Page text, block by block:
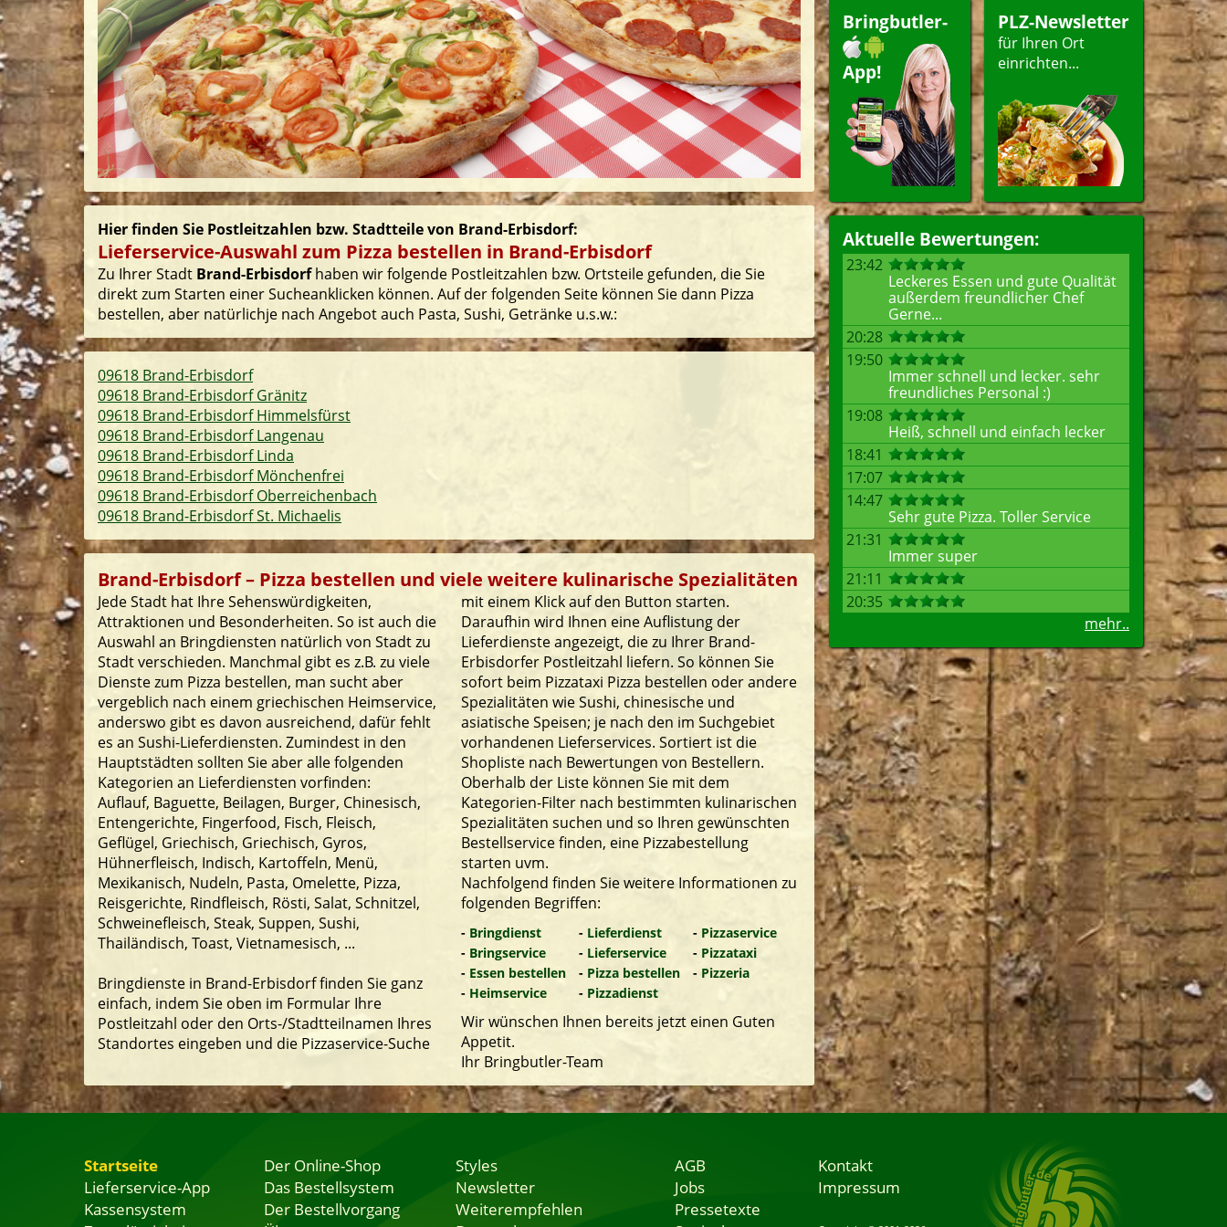
Bringbutler-
App!
PLZ-Newsletter
für Ihren Ort
einrichten...
Aktuelle Bewertungen:
23:42
Leckeres Essen und gute Qualität
außerdem freundlicher Chef
Gerne...
20:28
19:50
Immer schnell und lecker. sehr
freundliches Personal :)
19:08
Heiß, schnell und einfach lecker
18:41
17:07
14:47
Sehr gute Pizza. Toller Service
21:31
Immer super
21:11
20:35
mehr..
Hier finden Sie Postleitzahlen bzw. Stadtteile von Brand-Erbisdorf:
Lieferservice-Auswahl zum Pizza bestellen in Brand-Erbisdorf
Zu Ihrer Stadt Brand-Erbisdorfhaben wir folgende Postleitzahlen bzw. Ortsteile gefunden, die Sie
direkt zum Starten einer Sucheanklicken können. Auf der folgenden Seite können Sie dann Pizza
bestellen, aber natürlichje nach Angebot auch Pasta, Sushi, Getränke u.s.w.:
09618 Brand-Erbisdorf
09618 Brand-Erbisdorf Gränitz
09618 Brand-Erbisdorf Himmelsfürst
09618 Brand-Erbisdorf Langenau
09618 Brand-Erbisdorf Linda
09618 Brand-Erbisdorf Mönchenfrei
09618 Brand-Erbisdorf Oberreichenbach
09618 Brand-Erbisdorf St. Michaelis
Brand-Erbisdorf – Pizza bestellen und viele weitere kulinarische Spezialitäten
Jede Stadt hat Ihre Sehenswürdigkeiten,
Attraktionen und Besonderheiten. So ist auch die
Auswahl an Bringdiensten natürlich von Stadt zu
Stadt verschieden. Manchmal gibt es z.B. zu viele
Dienste zum Pizza bestellen, man sucht aber
vergeblich nach einem griechischen Heimservice,
anderswo gibt es davon ausreichend, dafür fehlt
es an Sushi-Lieferdiensten. Zumindest in den
Hauptstädten sollten Sie aber alle folgenden
Kategorien an Lieferdiensten vorfinden:
Auflauf, Baguette, Beilagen, Burger, Chinesisch,
Entengerichte, Fingerfood, Fisch, Fleisch,
Geflügel, Griechisch, Griechisch, Gyros,
Hühnerfleisch, Indisch, Kartoffeln, Menü,
Mexikanisch, Nudeln, Pasta, Omelette, Pizza,
Reisgerichte, Rindfleisch, Rösti, Salat, Schnitzel,
Schweinefleisch, Steak, Suppen, Sushi,
Thailändisch, Toast, Vietnamesisch, ...
Bringdienste in Brand-Erbisdorf finden Sie ganz
einfach, indem Sie oben im Formular Ihre
Postleitzahl oder den Orts-/Stadtteilnamen Ihres
Standortes eingeben und die Pizzaservice-Suche
mit einem Klick auf den Button starten.
Daraufhin wird Ihnen eine Auflistung der
Lieferdienste angezeigt, die zu Ihrer Brand-
Erbisdorfer Postleitzahl liefern. So können Sie
sofort beim Pizzataxi Pizza bestellen oder andere
Spezialitäten wie Sushi, chinesische und
asiatische Speisen; je nach den im Suchgebiet
vorhandenen Lieferservices. Sortiert ist die
Shopliste nach Bewertungen von Bestellern.
Oberhalb der Liste können Sie mit dem
Kategorien-Filter nach bestimmten kulinarischen
Spezialitäten suchen und so Ihren gewünschten
Bestellservice finden, eine Pizzabestellung
starten uvm.
Nachfolgend finden Sie weitere Informationen zu
folgenden Begriffen:
- Bringdienst
- Bringservice
- Essen bestellen
- Heimservice
- Lieferdienst
- Lieferservice
- Pizza bestellen
- Pizzadienst
- Pizzaservice
- Pizzataxi
- Pizzeria
Wir wünschen Ihnen bereits jetzt einen Guten
Appetit.
Ihr Bringbutler-Team
Startseite
Lieferservice-App
Kassensystem
Der Online-Shop
Das Bestellsystem
Der Bestellvorgang
Styles
Newsletter
Weiterempfehlen
AGB
Jobs
Pressetexte
Kontakt
Impressum